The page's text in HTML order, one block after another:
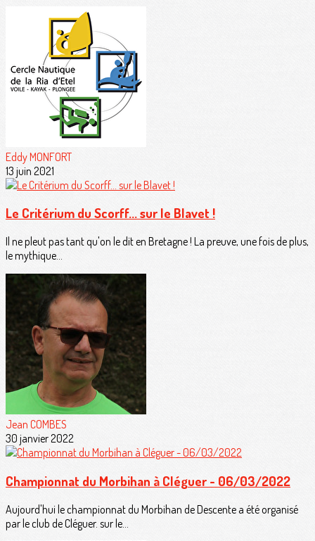
Eddy MONFORT
13 juin 2021
Le Critérium du Scorff... sur le Blavet !
Il ne pleut pas tant qu'on le dit en Bretagne ! La preuve, une fois de plus,
le mythique...
Jean COMBES
30 janvier 2022
Championnat du Morbihan à Cléguer - 06/03/2022
Aujourd'hui le championnat du Morbihan de Descente a été organisé
par le club de Cléguer. sur le...